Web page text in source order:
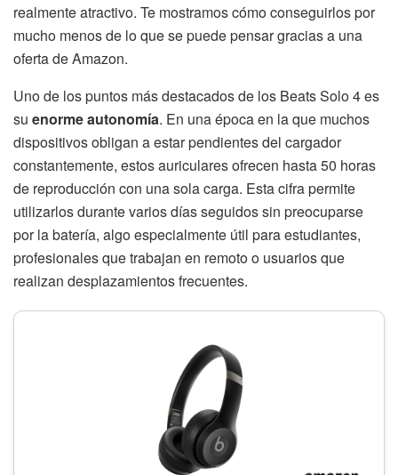
realmente atractivo. Te mostramos cómo conseguirlos por
mucho menos de lo que se puede pensar gracias a una
oferta de Amazon.
Uno de los puntos más destacados de los Beats Solo 4 es
su enorme autonomía. En una época en la que muchos
dispositivos obligan a estar pendientes del cargador
constantemente, estos auriculares ofrecen hasta 50 horas
de reproducción con una sola carga. Esta cifra permite
utilizarlos durante varios días seguidos sin preocuparse
por la batería, algo especialmente útil para estudiantes,
profesionales que trabajan en remoto o usuarios que
realizan desplazamientos frecuentes.